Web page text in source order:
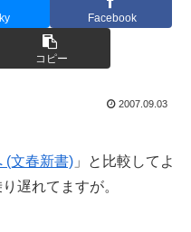
Facebook
コピー
2007.09.03
(文春新書) 」と比較してよ
遅れてますが。